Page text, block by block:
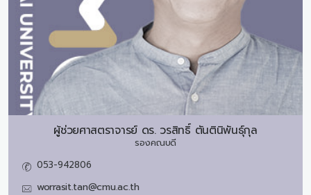
ผู้ช่วยศาสตราจารย์ ดร. วรสิทธิ์ ตันตินิพันธุ์กุล
รองคณบดี
053-942806
worrasit.tan@cmu.ac.th